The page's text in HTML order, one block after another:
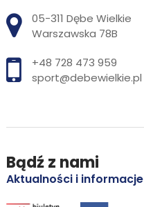
Adres pocztowy:
05-311 Dębe Wielkie
Warszawska 78B
+48 728 473 959
sport@debewielkie.pl
Bądź z nami
Aktualności i informacje